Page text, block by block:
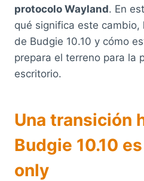
protocolo Wayland. En
qué significa este cambio,
de Budgie 10.10 y cómo
prepara el terreno para la
escritorio.
Una transición
Budgie 10.10
only